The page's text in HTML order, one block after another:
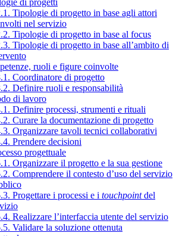
di progetti
Tipologie di progetto in base agli attori
nel servizio
Tipologie di progetto in base al focus
Tipologie di progetto in base all’ambito di
ruoli e figure coinvolte
Coordinatore di progetto
Definire ruoli e responsabilità
di lavoro
Definire processi, strumenti e rituali
Curare la documentazione di progetto
Organizzare tavoli tecnici collaborativi
Prendere decisioni
progettuale
Organizzare il progetto e la sua gestione
Comprendere il contesto d’uso del servizio
Progettare i processi e i touchpointdel
Realizzare l’interfaccia utente del servizio
Validare la soluzione ottenuta